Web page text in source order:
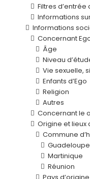
Filtres
Informations
Informations
Concernant
Âge
Niveau
Vie sexuelle,
Enfants d’Ego
Religion
Autres
Concernant le
Origine et lieux
Commune
Guadeloupe
Martinique
Réunion